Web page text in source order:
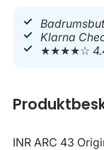
Klarna
★★★★☆
INR ARC 43